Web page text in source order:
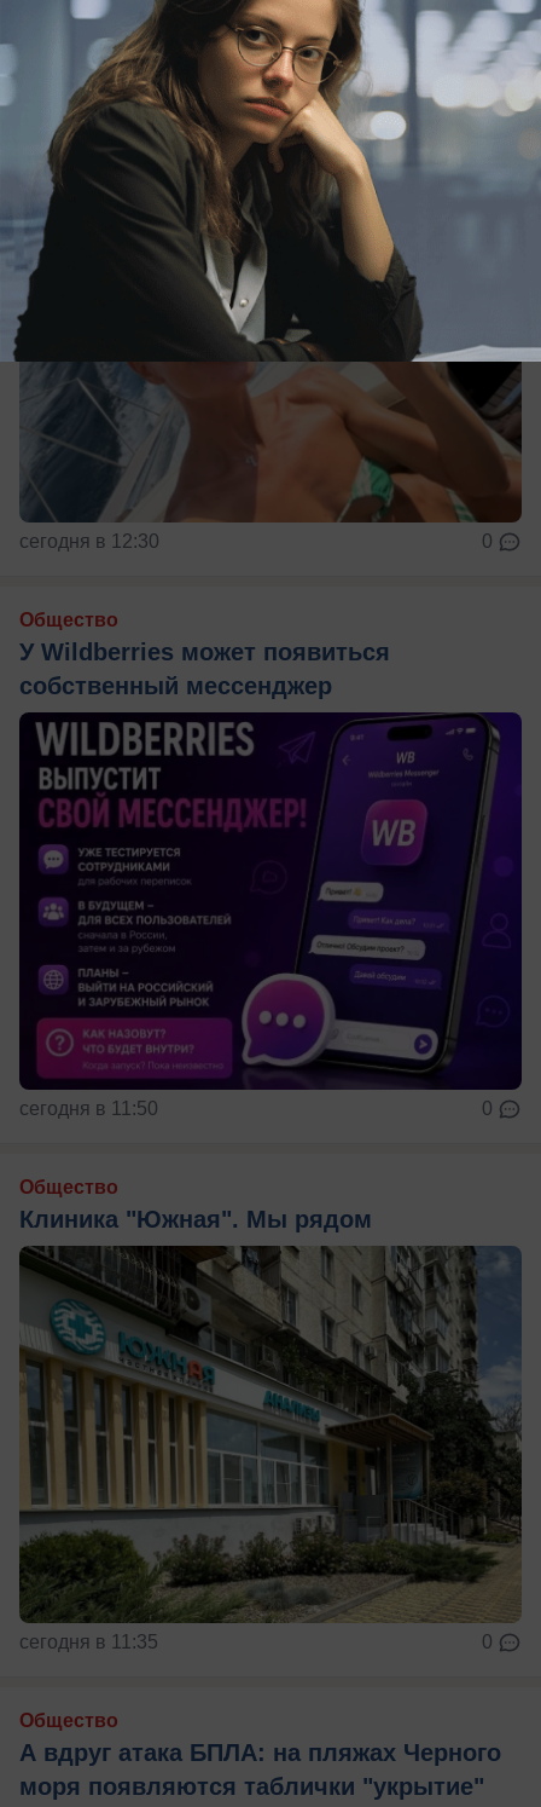
Культура
Полина Гагарина отдыхает в
Геленджике: певица поделилась фото и
видео в соцсетях
сегодня в 12:30 0
Общество
У Wildberries может появиться
собственный мессенджер
сегодня в 11:50 0
Общество
Клиника "Южная". Мы рядом
сегодня в 11:35 0
Общество
А вдруг атака БПЛА: на пляжах Черного
моря появляются таблички "укрытие"